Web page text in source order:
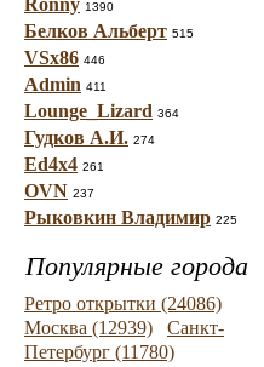
Ronny 1390
Белков Альберт 515
VSx86 446
Admin 411
Lounge_Lizard 364
Гудков А.И. 274
Ed4x4 261
OVN 237
Рыковкин Владимир 225
Популярные города
Ретро открытки (24086)
Москва (12939)
Санкт-
Петербург (11780)